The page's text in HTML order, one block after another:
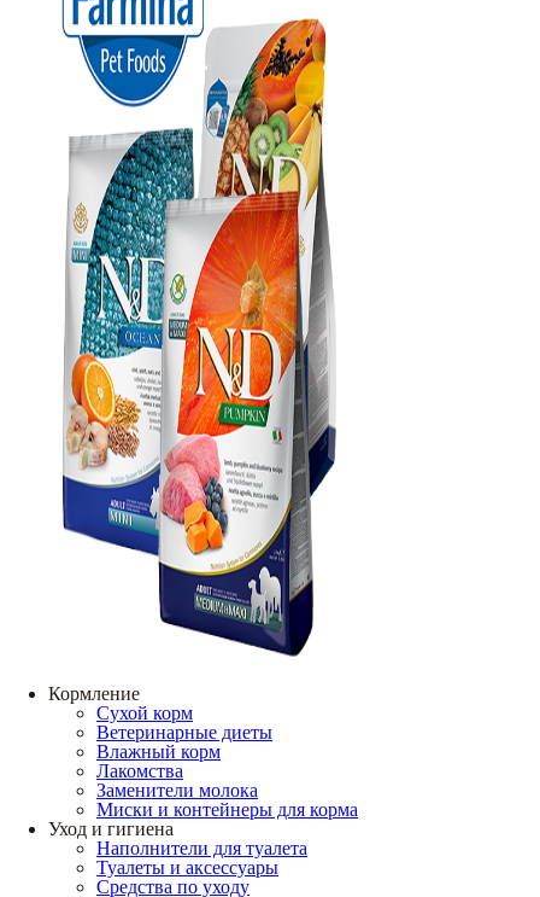
Кормление
Сухой корм
Ветеринарные диеты
Влажный корм
Лакомства
Заменители молока
Миски и контейнеры для корма
Уход и гигиена
Наполнители для туалета
Туалеты и аксессуары
Средства по уходу